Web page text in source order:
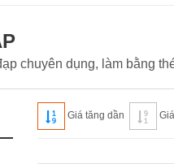
chuyên dụng, làm bằng
Giá tăng dần